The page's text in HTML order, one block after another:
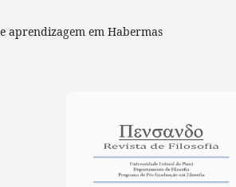
aprendizagem em Habermas